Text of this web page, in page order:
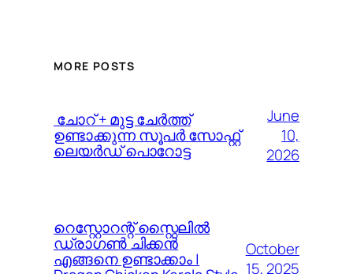
MORE POSTS
️ ചോറ് + മുട്ട ചേർത്ത്
ഉണ്ടാക്കുന്ന സൂപർ സോഫ്റ്റ്
ലെയർഡ് പൊറോട്ട
June
10,
2026
റെസ്റ്റോറന്റ് സ്റ്റൈലിൽ
ഡ്രാഗൺ ചിക്കൻ
എങ്ങനെ ഉണ്ടാക്കാം |
October
15, 2025